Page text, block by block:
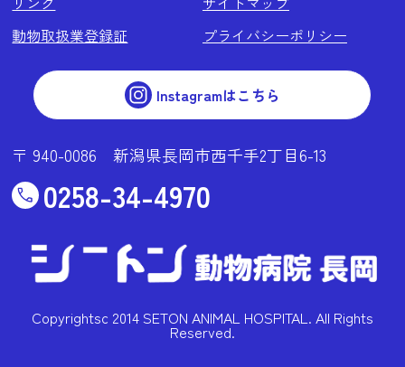
〒 940-0086 新潟県長岡市西千手2丁目6-13
0258-34-4970
動物取扱業登録証
プライバシーポリシー
Instagramはこちら
Copyrightsc 2014 SETON ANIMAL HOSPITAL. All Rights
Reserved.